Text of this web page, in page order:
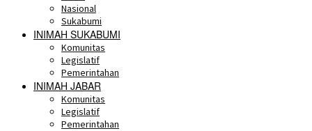
Nasional
Sukabumi
INIMAH SUKABUMI
Komunitas
Legislatif
Pemerintahan
INIMAH JABAR
Komunitas
Legislatif
Pemerintahan